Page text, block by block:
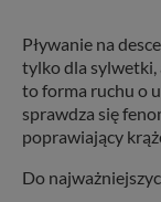
Pływanie na
tylko dla sylwetki,
to forma ruchu o
sprawdza się
poprawiający
Do